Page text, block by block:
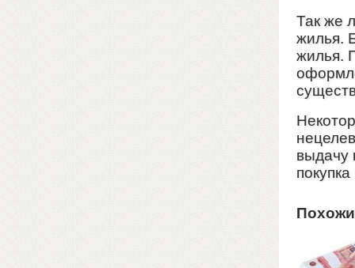
Так же
жилья.
жилья.
выдачу